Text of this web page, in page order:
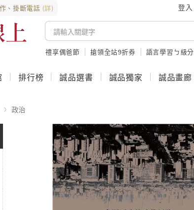
、掛斷電話 (詳) 登入
禮享偶爸節 搶領全站9折券 語言學習ㄅ級分
排行榜 誠品選書 誠品獨家 誠品畫廊
政治